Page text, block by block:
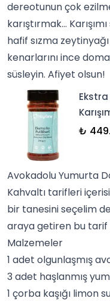
dereotunun çok
karıştırmak…
hafif sızma
kenarlarını ince
süsleyin. Afiyet olsun!
Ekstra
₺
Avokadolu Yumurta
Kahvaltı tarifleri
bir tanesini seçelim
araya getiren bu
Malzemeler
1 adet olgunlaşmış
3 adet haşlanmış
1 çorba kaşığı limon